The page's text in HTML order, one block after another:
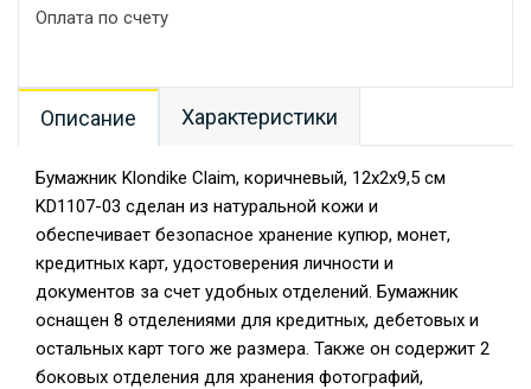
Оплата по счету
Описание Характеристики
Бумажник Klondike Claim, коричневый, 12х2х9,5 см
KD1107-03 сделан из натуральной кожи и
обеспечивает безопасное хранение купюр, монет,
кредитных карт, удостоверения личности и
документов за счет удобных отделений. Бумажник
оснащен 8 отделениями для кредитных, дебетовых и
остальных карт того же размера. Также он содержит 2
боковых отделения для хранения фотографий,